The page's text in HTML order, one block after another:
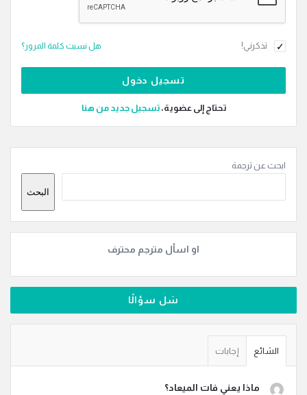
تذكرني! هل نسيت كلمة المرور؟
تحتاج إلى عضوية،‫تسجيل جديد من هنا
الجانبية
ابحث عن ترجمة
البحث
او اسأل مترجم محترف
سَل سؤالًا
الشائع إجابات
ماذا يعني فات الميعاد؟